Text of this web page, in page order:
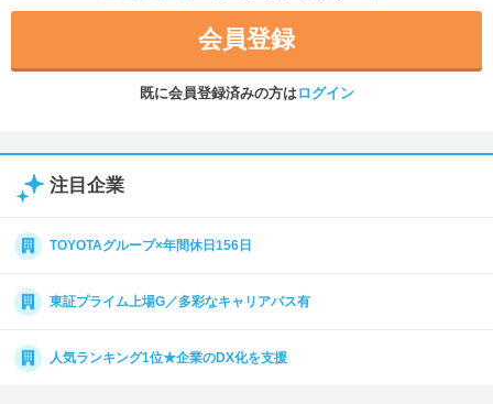
会員登録
既に会員登録済みの方はログイン
注目企業
TOYOTAグループ×年間休日156日
東証プライム上場G／多彩なキャリアパス有
人気ランキング1位★企業のDX化を支援